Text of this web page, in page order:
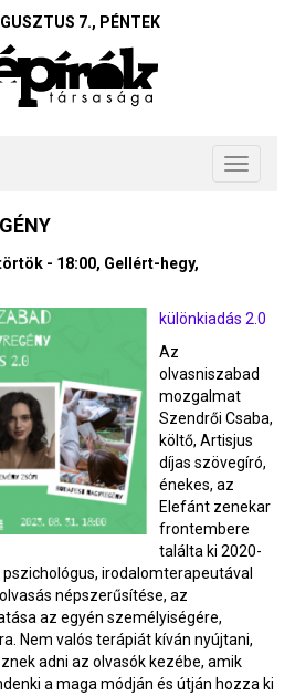
7., PÉNTEK
Toggle
- 18:00, Gellért-hegy,
különkiadás 2.0
Az
olvasniszabad
mozgalmat
Szendrői Csaba,
költő, Artisjus
díjas szövegíró,
énekes, az
Elefánt zenekar
frontembere
találta ki 2020-
irodalomterapeutával
népszerűsítése, az
az egyén személyiségére,
Nem valós terápiát kíván nyújtani,
adni az olvasók kezébe, amik
a maga módján és útján hozza ki